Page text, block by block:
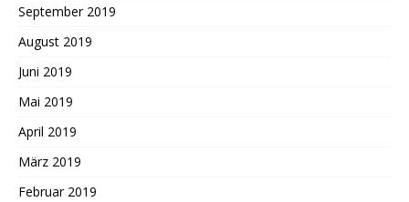
September 2019
August 2019
Juni 2019
Mai 2019
April 2019
März 2019
Februar 2019